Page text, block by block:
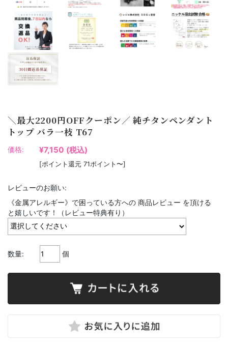
＼最大2200円OFFクーポン／ 純チタンペンダント
トップ バラ一枝 T67
価格: ¥7,150 (税込)
[ポイント還元 71ポイント〜]
レビューのお願い:
《金属アレルギー》で困っている方への 商品レビュー を頂ける
と嬉しいです！（レビュー特典有り）
数量: 個